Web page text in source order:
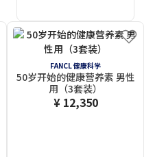
FANCL 健康科学
50岁开始的健康营养素 男性
用（3套装）
¥ 12,350